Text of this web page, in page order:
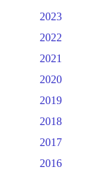
2023
2022
2021
2020
2019
2018
2017
2016